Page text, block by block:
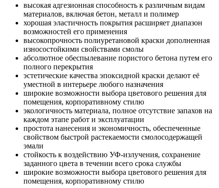
высокая адгезионная способность к различным видам
материалов, включая бетон, металл и полимер
хорошая эластичность покрытия расширяет диапазон
возможностей его применения
высокопрочность полиуретановой краски дополненная
износостойкими свойствами смолы
абсолютное обеспылевание пористого бетона путем его
полного перекрытия
эстетические качества эпоксидной краски делают её
уместной в интерьере любого назначения
широкие возможности выбора цветового решения для
помещения, корпоративному стилю
экологичность материала, полное отсутствие запахов на
каждом этапе работ и эксплуатации
простота нанесения и экономичность, обеспеченные
свойством быстрой растекаемости смолосодержащей
эмали
стойкость к воздействию УФ-излучения, сохранение
заданного цвета в течении всего срока службы
широкие возможности выбора цветового решения для
помещения, корпоративному стилю